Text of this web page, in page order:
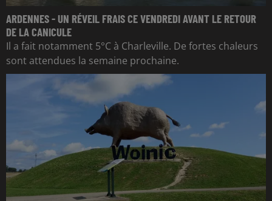
ARDENNES - UN RÉVEIL FRAIS CE VENDREDI AVANT LE RETOUR
DE LA CANICULE
Il a fait notamment 5°C à Charleville. De fortes chaleurs
sont attendues la semaine prochaine.